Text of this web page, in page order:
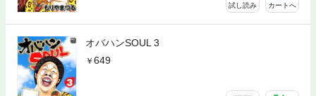
試し読み カートへ
オバハンSOUL 3
649